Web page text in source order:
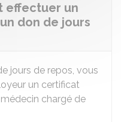
effectuer un
don de jours
jours de repos, vous
un certificat
chargé de